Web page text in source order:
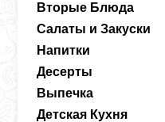
Вторые Блюда
Салаты и Закуски
Напитки
Десерты
Выпечка
Детская Кухня